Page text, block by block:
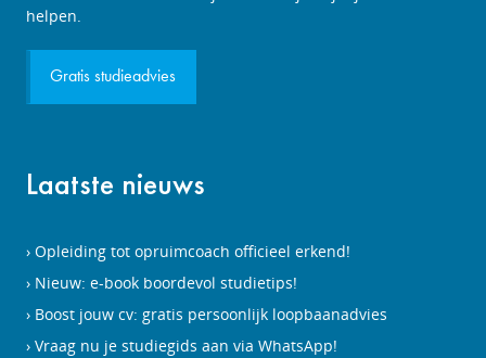
helpen.
Gratis studieadvies
Laatste nieuws
Opleiding tot opruimcoach officieel erkend!
Nieuw: e-book boordevol studietips!
Boost jouw cv: gratis persoonlijk loopbaanadvies
Vraag nu je studiegids aan via WhatsApp!